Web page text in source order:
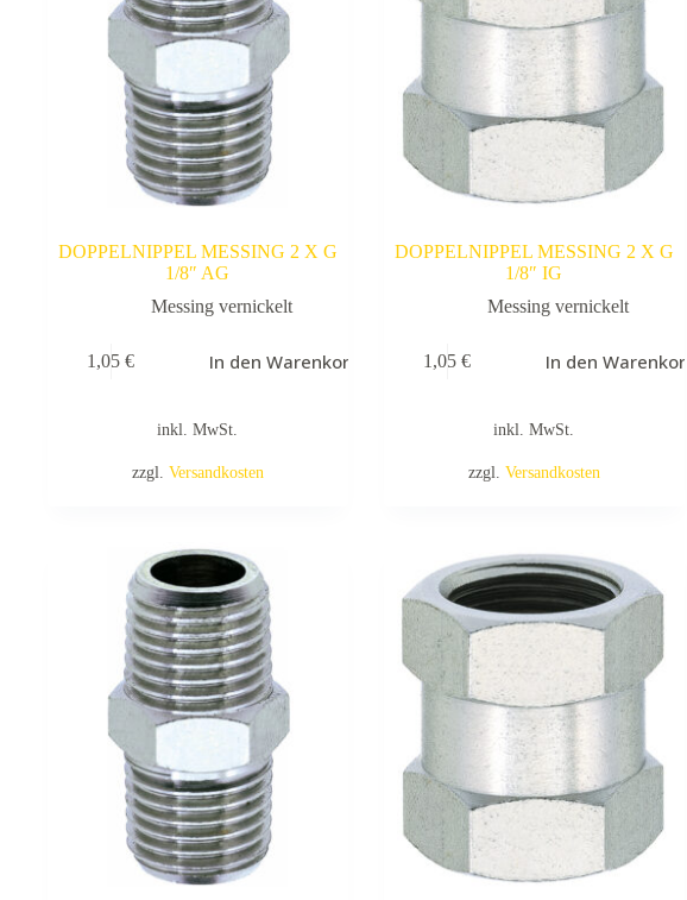
DOPPELNIPPEL MESSING 2 X G
1/8″ AG
Messing vernickelt
1,05€ In den Warenkorb
inkl. MwSt.
zzgl. Versandkosten
DOPPELNIPPEL MESSING 2 X G
1/8″ IG
Messing vernickelt
1,05€ In den Warenkorb
inkl. MwSt.
zzgl. Versandkosten